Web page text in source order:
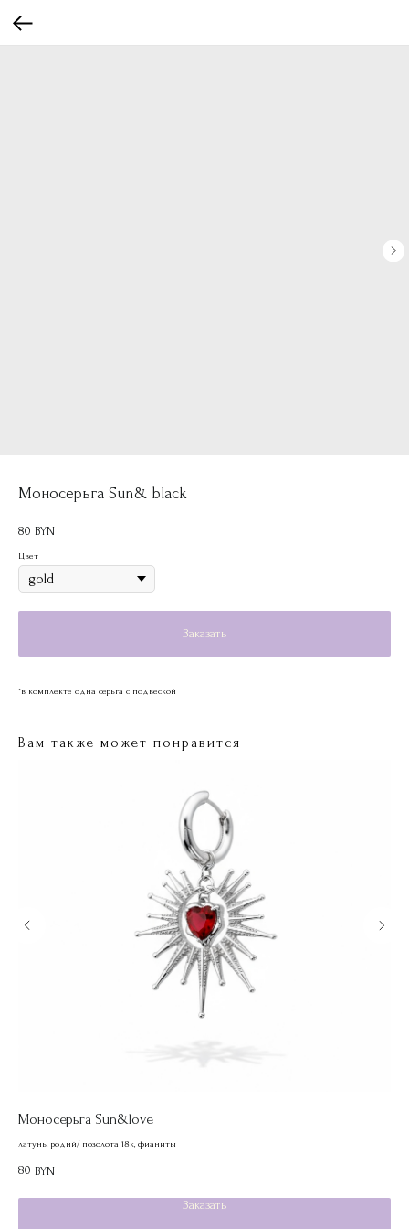
Моносерьга Sun& black
80 BYN
Цвет
Заказать
*в комплекте одна серьга с подвеской
Вам также может понравится
Моносерьга Sun&love
латунь, родий/ позолота 18к, фианиты
80 BYN
Заказать